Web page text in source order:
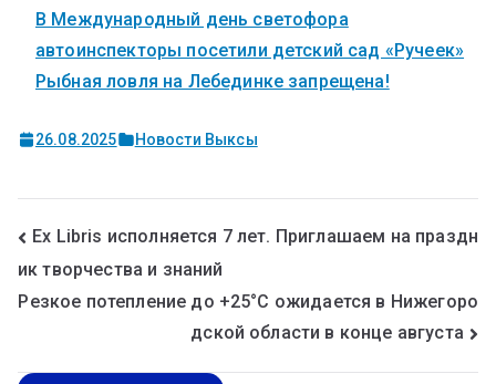
В Международный день светофора
автоинспекторы посетили детский сад «Ручеек»
Рыбная ловля на Лебединке запрещена!
26.08.2025 Новости Выксы
Ex Libris исполняется 7 лет. Приглашаем на праздн
ик творчества и знаний
Резкое потепление до +25°С ожидается в Нижегоро
дской области в конце августа